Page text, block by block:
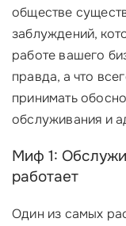
обществе
заблуждений,
работе вашего
правда, а что
принимать
обслуживания и
Миф 1:
работает
Один из самых